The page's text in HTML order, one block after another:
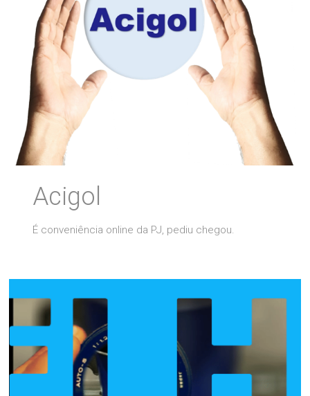
Acigol
É conveniência online da PJ, pediu chegou.